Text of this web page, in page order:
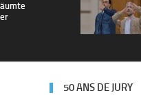
50 ANS DE JURY